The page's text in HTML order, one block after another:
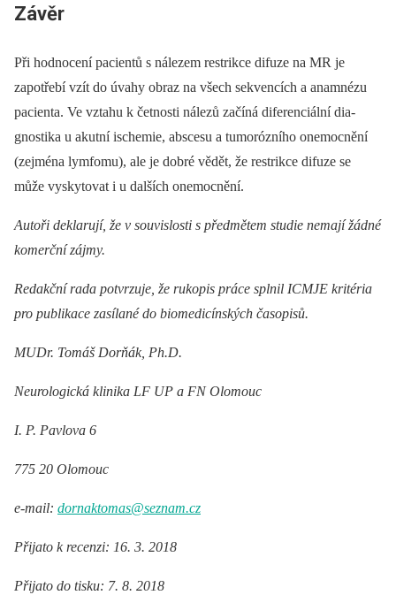
Závěr
Při hodnocení pa­cientů s nálezem restrikce difuze na MR je
zapotřebí vzít do úvahy obraz na všech sekvencích a anamnézu
pa­cienta. Ve vztahu k četnosti nálezů začíná diferenciální dia­
gnostika u akutní ischemie, abscesu a tumorózního onemocnění
(zejména lymfomu), ale je dobré vědět, že restrikce difuze se
může vyskytovat i u dalších onemocnění.
Autoři deklarují, že v souvislosti s předmětem studie nemají žádné
komerční zájmy.
Redakční rada potvrzuje, že rukopis práce splnil ICMJE kritéria
pro publikace zasílané do biomedicínských časopisů.
MUDr. Tomáš Dorňák, Ph.D.
Neurologická klinika LF UP a FN Olomouc
I. P. Pavlova 6
775 20 Olomouc
e-mail: dornaktomas@seznam.cz
Přijato k recenzi: 16. 3. 2018
Přijato do tisku: 7. 8. 2018